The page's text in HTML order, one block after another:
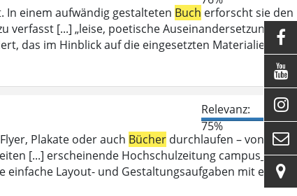
In einem aufwändig gestalteten Buch erforscht sie den
[...] „leise, poetische Auseinandersetzung mit
das im Hinblick auf die eingesetzten Materialien und
Relevanz:
75%
Plakate oder auch Bücher durchlaufen – von dem
[...] erscheinende Hochschulzeitung campus_d.
einfache Layout- und Gestaltungsaufgaben mit einer




